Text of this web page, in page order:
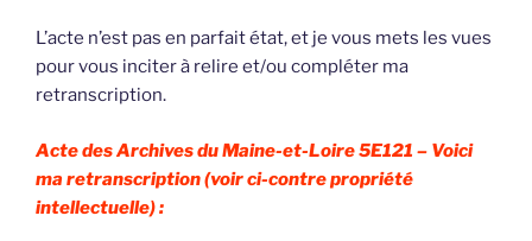
L’acte n’est pas en parfait état, et je vous mets les vues
pour vous inciter à relire et/ou compléter ma
retranscription.
Acte des Archives du Maine-et-Loire 5E121 – Voici
ma retranscription (voir ci-contre propriété
intellectuelle) :